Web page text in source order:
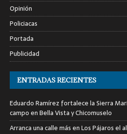
Opinión
Policiacas
Portada
Publicidad
ENTRADAS RECIENTES
Eduardo Ramírez fortalece la Sierra
campo en Bella Vista y Chicomuselo
Arranca una calle más en Los Pájaros el